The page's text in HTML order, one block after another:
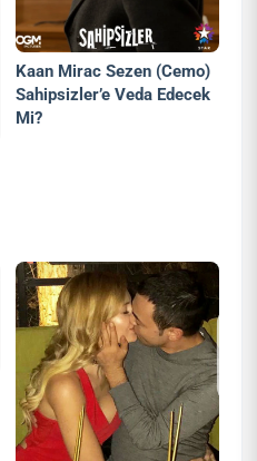
Kaan Mirac Sezen (Cemo)
Sahipsizler’e Veda Edecek
Mi?